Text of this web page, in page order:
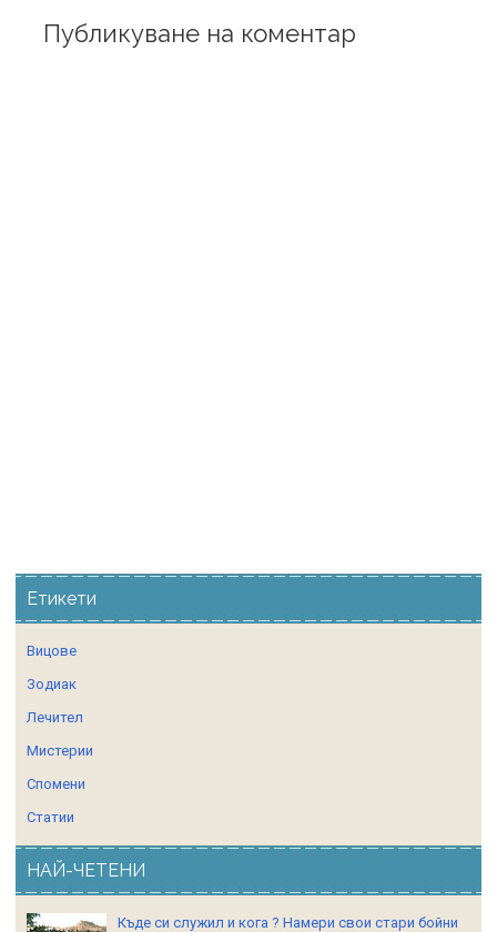
Публикуване на коментар
Етикети
Вицове
Зодиак
Лечител
Мистерии
Спомени
Статии
НАЙ-ЧЕТЕНИ
Къде си служил и кога ? Намери свои стари бойни